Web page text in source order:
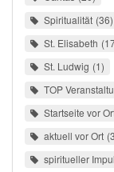
Spiritualität 36
St. Elisabeth
St. Ludwig 1
TOP
Startseite vor
aktuell vor Ort 3
spiritueller